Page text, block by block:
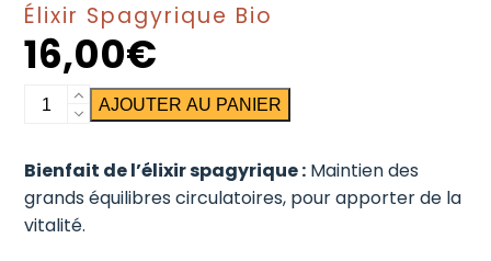
Élixir Spagyrique Bio
16,00€
quantitéAJOUTER AU PANIER
Bienfait de l’élixir spagyrique : Maintien des
grands équilibres circulatoires, pour apporter de la
vitalité.